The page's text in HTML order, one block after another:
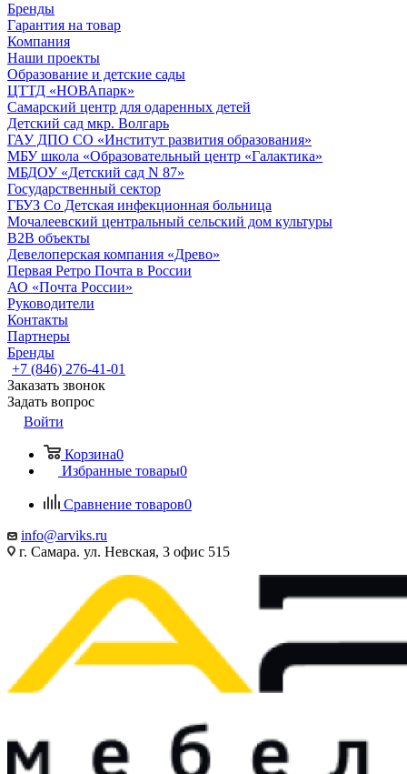
Бренды
Гарантия на товар
Компания
Наши проекты
Образование и детские сады
ЦТТД «НОВАпарк»
Самарский центр для одаренных детей
Детский сад мкр. Волгарь
ГАУ ДПО СО «Институт развития образования»
МБУ школа «Образовательный центр «Галактика»
МБДОУ «Детский сад N 87»
Государственный сектор
ГБУЗ Со Детская инфекционная больница
Мочалеевский центральный сельский дом культуры
B2B объекты
Девелоперская компания «Древо»
Первая Ретро Почта в России
АО «Почта России»
Руководители
Контакты
Партнеры
Бренды
+7 (846) 276-41-01
Заказать звонок
Задать вопрос
Войти
Корзина0
Избранные товары0
Сравнение товаров0
info@arviks.ru
г. Самара. ул. Невская, 3 офис 515